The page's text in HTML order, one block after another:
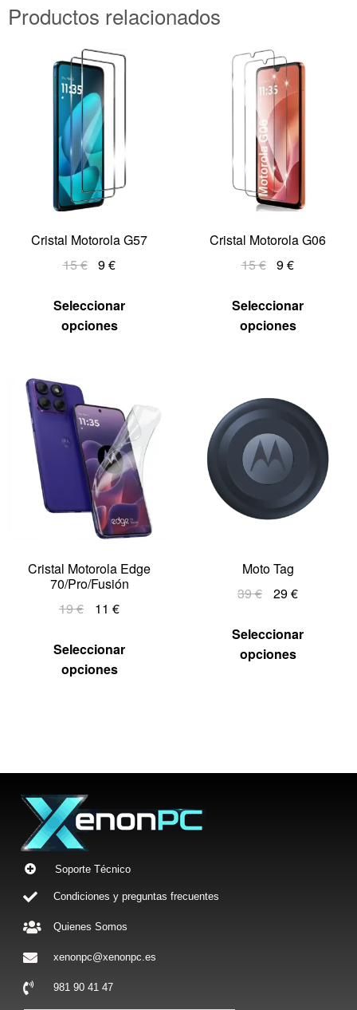
Productos relacionados
Cristal Motorola G57
15€ 9€
Seleccionar
opciones
Cristal Motorola G06
15€ 9€
Seleccionar
opciones
Cristal Motorola Edge
70/Pro/Fusión
19€ 11 €
Seleccionar
opciones
Moto Tag
39€ 29€
Seleccionar
opciones
Soporte Técnico
Condiciones y preguntas frecuentes
Quienes Somos
xenonpc@xenonpc.es
981 90 41 47